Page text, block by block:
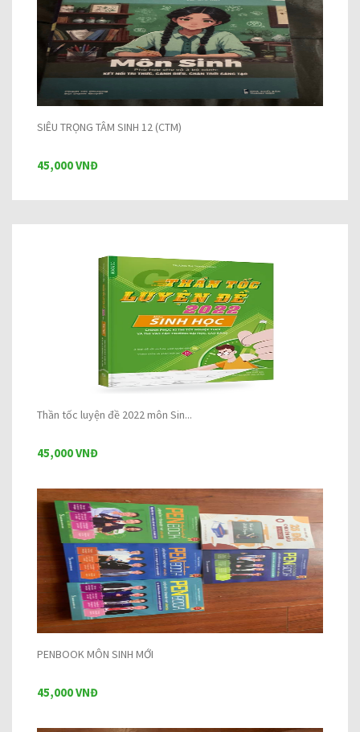
SIÊU TRỌNG TÂM SINH 12 (CTM)
45,000 VNĐ
Thần tốc luyện đề 2022 môn Sin...
45,000 VNĐ
PENBOOK MÔN SINH MỚI
45,000 VNĐ